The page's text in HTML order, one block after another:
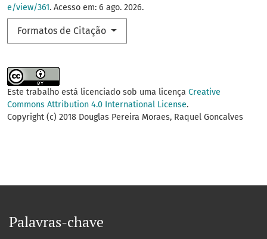
e/view/361. Acesso em: 6 ago. 2026.
Formatos de Citação
Este trabalho está licenciado sob uma licença Creative
Commons Attribution 4.0 International License.
Copyright (c) 2018 Douglas Pereira Moraes, Raquel Goncalves
Palavras-chave